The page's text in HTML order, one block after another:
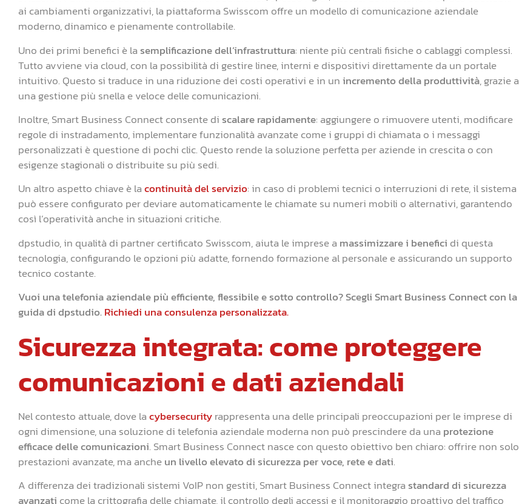
ai cambiamenti organizzativi, la piattaforma Swisscom offre un modello di comunicazione aziendale
moderno, dinamico e pienamente controllabile.
Uno dei primi benefici è lasemplificazione dell’infrastruttura: niente più centrali fisiche o cablaggi complessi.
Tutto avviene via cloud, con la possibilità di gestire linee, interni e dispositivi direttamente da un portale
intuitivo. Questo si traduce in una riduzione dei costi operativi e in unincremento della produttività, grazie a
una gestione più snella e veloce delle comunicazioni.
Inoltre, Smart Business Connect consente discalare rapidamente: aggiungere o rimuovere utenti, modificare
regole di instradamento, implementare funzionalità avanzate come i gruppi di chiamata o i messaggi
personalizzati è questione di pochi clic. Questo rende la soluzione perfetta per aziende in crescita o con
esigenze stagionali o distribuite su più sedi.
Un altro aspetto chiave è lacontinuità del servizio: in caso di problemi tecnici o interruzioni di rete, il sistema
può essere configurato per deviare automaticamente le chiamate su numeri mobili o alternativi, garantendo
così l’operatività anche in situazioni critiche.
dpstudio, in qualità di partner certificato Swisscom, aiuta le imprese a massimizzare i benefici di questa
tecnologia, configurando le opzioni più adatte, fornendo formazione al personale e assicurando un supporto
tecnico costante.
Vuoi una telefonia aziendale più efficiente, flessibile e sotto controllo? Scegli Smart Business Connect con la
guida di dpstudio.Richiedi una consulenza personalizzata.
Sicurezza integrata: come proteggere
comunicazioni e dati aziendali
Nel contesto attuale, dove lacybersecurityrappresenta una delle principali preoccupazioni per le imprese di
ogni dimensione, una soluzione di telefonia aziendale moderna non può prescindere da una protezione
efficace delle comunicazioni. Smart Business Connect nasce con questo obiettivo ben chiaro: offrire non solo
prestazioni avanzate, ma ancheun livello elevato di sicurezza per voce, rete e dati.
A differenza dei tradizionali sistemi VoIP non gestiti, Smart Business Connect integrastandard di sicurezza
avanzati come la crittografia delle chiamate, il controllo degli accessi e il monitoraggio proattivo del traffico